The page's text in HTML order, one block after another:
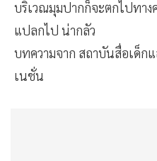
บริเวณมุมปากก็จะตกไปทาง
แปลกไป น่ากลัว
บทความจาก สถาบันสื่อเด็ก
เนชั่น